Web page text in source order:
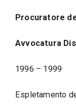
Procuratore
Avvocatura
1996 – 1999
Espletamento